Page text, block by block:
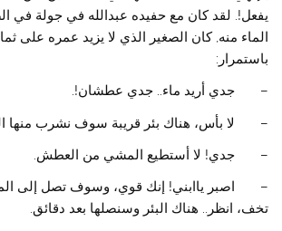
يفعل!. لقد كان مع حفيده عبدالله في جولة في
الماء منه, كان الصغير الذي لا يزيد عمره على
باستمرار:
– جدي أريد ماء.. جدي عطشان!.
– لا بأس، هناك بئر قريبة سوف نشرب منها
– جدي! لا أستطيع المشي من العطش.
– اصبر ياابني! إنك قوي، وسوف تصل إلى
تخف، انظر.. هناك البئر وسنصلها بعد دقائق.